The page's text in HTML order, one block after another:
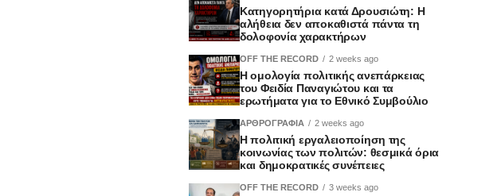
Κατηγορητήρια κατά Δρουσιώτη: Η
αλήθεια δεν αποκαθιστά πάντα τη
δολοφονία χαρακτήρων
OFF THE RECORD 2 weeks ago
Η ομολογία πολιτικής ανεπάρκειας
του Φειδία Παναγιώτου και τα
ερωτήματα για το Εθνικό Συμβούλιο
ΑΡΘΡΟΓΡΑΦΙΑ 2 weeks ago
Η πολιτική εργαλειοποίηση της
κοινωνίας των πολιτών: θεσμικά όρια
και δημοκρατικές συνέπειες
OFF THE RECORD 3 weeks ago